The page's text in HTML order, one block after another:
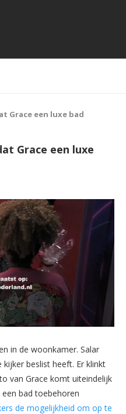
Grace een luxe bad
Grace een luxe
in de woonkamer. Salar
beslist heeft. Er klinkt
van Grace komt uiteindelijk
bad toebehoren
de mogelijkheid om op te